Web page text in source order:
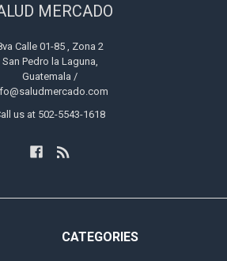
MERCADO
Calle 01-85 , Zona 2
San Pedro la Laguna,
Guatemala /
us at 502-5543-1618
CATEGORIES